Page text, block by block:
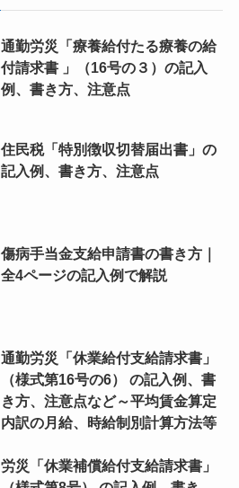
通勤労災「療養給付たる療養の給
付請求書 」（16号の３）の記入
例、書き方、注意点
住民税「特別徴収切替届出書」の
記入例、書き方、注意点
傷病手当金支給申請書の書き方｜
全4ページの記入例で解説
通勤労災「休業給付支給請求書」
（様式第16号の6） の記入例、書
き方、注意点など～平均賃金算定
内訳の月給、時給制別計算方法等
労災「休業補償給付支給請求書」